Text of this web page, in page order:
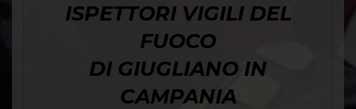
ISPETTORI VIGILI DEL
FUOCO
DI GIUGLIANO IN
CAMPANIA